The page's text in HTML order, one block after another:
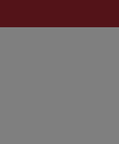
QS Executive MBA de 2026